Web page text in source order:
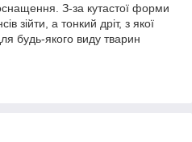
З-за кутастої форми
зійти, а тонкий дріт, з якої
будь-якого виду тварин